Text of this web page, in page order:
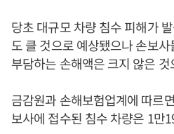
당초 대규모 차량 침수 피해가
도 클 것으로 예상됐으나 손보
부담하는 손해액은 크지 않은
금감원과 손해보험업계에 따르
보사에 접수된 침수 차량은 1만